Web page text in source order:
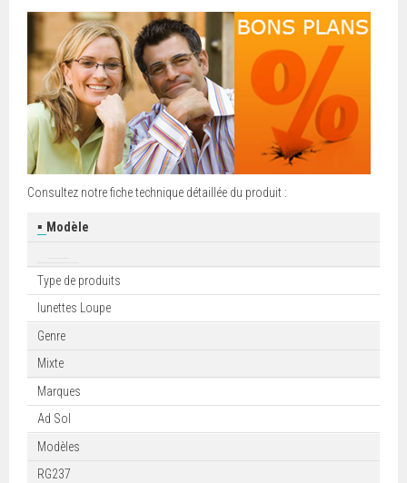
Consultez notre fiche technique détaillée du produit :
▪ Modèle
Type de produits
lunettes Loupe
Genre
Mixte
Marques
Ad Sol
Modèles
RG237